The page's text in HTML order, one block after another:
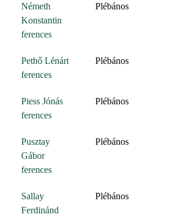
Németh
Konstantin
ferences
Plébános
Pethő Lénárt
ferences
Plébános
Piess Jónás
ferences
Plébános
Pusztay
Gábor
ferences
Plébános
Sallay
Ferdinánd
Plébános